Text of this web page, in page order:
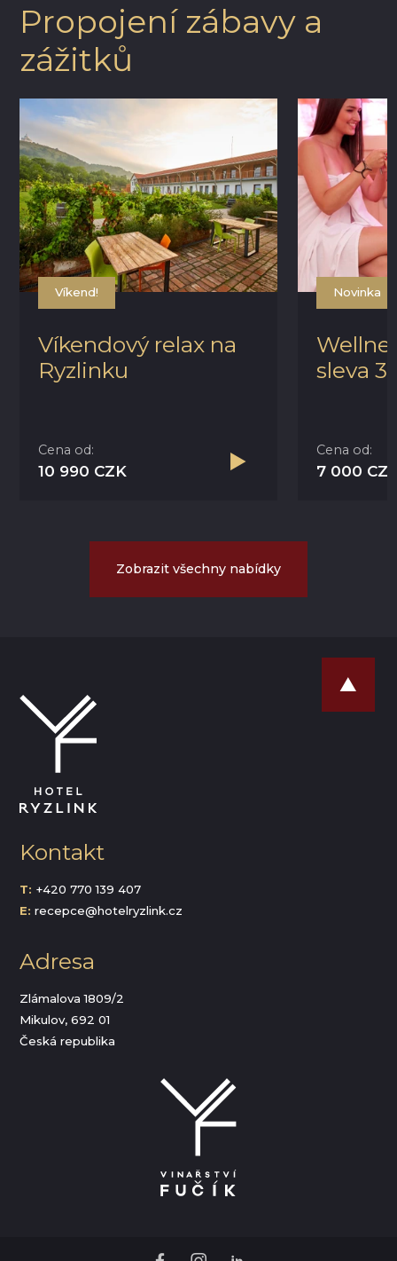
Propojení zábavy a
zážitků
Víkend!
Víkendový relax na
Ryzlinku
Cena od:
10 990 CZK
Novinka
sleva
Cena od:
7 000
Zobrazit všechny nabídky
Kontakt
T: +420 770 139 407
E: recepce@hotelryzlink.cz
Adresa
Zlámalova 1809/2
Mikulov, 692 01
Česká republika